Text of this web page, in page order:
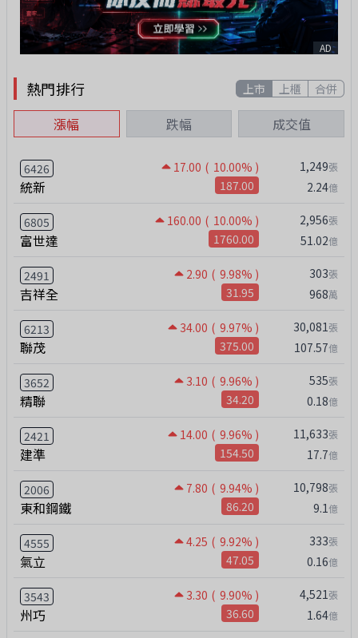
AD
熱門排行 上市 上櫃 合併
漲幅 跌幅 成交值
6426 17.00 ( 10.00% )
統新 187.00
1,249張
2.24億
6805 160.00 ( 10.00% )
富世達 1760.00
2,956張
51.02億
2491 2.90 ( 9.98% )
吉祥全 31.95
303張
968萬
6213 34.00 ( 9.97% )
聯茂 375.00
30,081 張
107.57億
3652 3.10 ( 9.96% )
精聯 34.20
535張
0.18億
2421 14.00 ( 9.96% )
建準 154.50
11,633張
17.7億
2006 7.80 ( 9.94% )
東和鋼鐵 86.20
10,798張
9.1億
4555 4.25 ( 9.92% )
氣立 47.05
333張
0.16億
3543 3.30 ( 9.90% )
州巧 36.60
4,521 張
1.64億